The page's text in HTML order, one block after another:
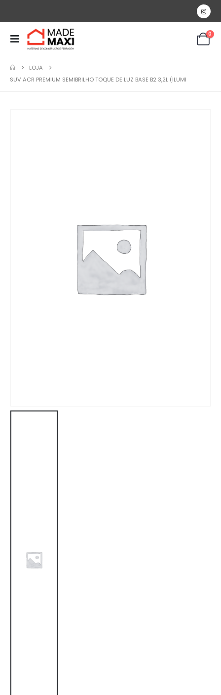
0
LOJA
SUV ACR PREMIUM SEMIBRILHO TOQUE DE LUZ BASE B2 3,2L (ILUMI